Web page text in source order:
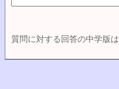
質問に対する回答の中学版は